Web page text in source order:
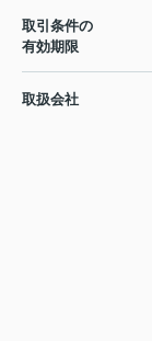
取引条件の
有効期限
取扱会社